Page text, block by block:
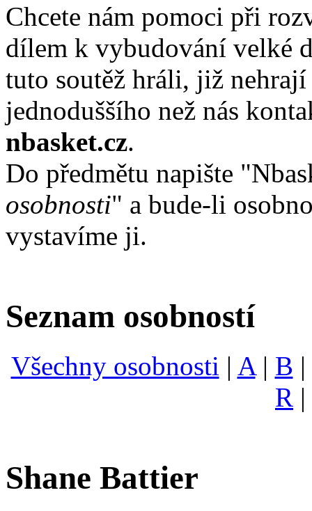
Chcete nám pomoci při
dílem k vybudování velké
tuto soutěž hráli, již
jednoduššího než nás
nbasket.cz.
Do předmětu napište
osobnosti" a bude-li
vystavíme ji.
Seznam osobností
Všechny osobnosti | A| B |
R |
Shane Battier